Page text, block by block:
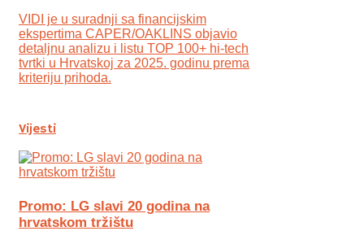
VIDI je u suradnji sa financijskim
ekspertima CAPER/OAKLINS objavio
detaljnu analizu i listu TOP 100+ hi-tech
tvrtki u Hrvatskoj za 2025. godinu prema
kriteriju prihoda.
Vijesti
Promo: LG slavi 20 godina na
hrvatskom tržištu